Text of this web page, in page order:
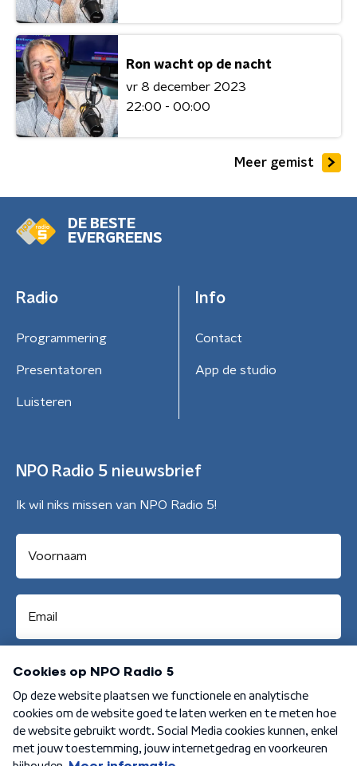
Ron wacht op de nacht
vr 8 december 2023
22:00 - 00:00
Meer gemist
DE BESTE
EVERGREENS
Radio
Programmering
Presentatoren
Luisteren
Info
Contact
App de studio
NPO Radio 5 nieuwsbrief
Ik wil niks missen van NPO Radio 5!
Aanmelden
Algemene voorwaarden